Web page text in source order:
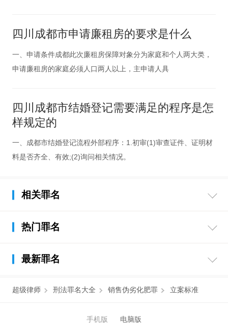
四川成都市申请廉租房的要求是什么
一、申请条件成都此次廉租房保障对象分为家庭和个人两大类，
申请廉租房的家庭必须人口两人以上，主申请人具
四川成都市结婚登记需要满足的程序是怎
样规定的
一、成都市结婚登记流程外部程序：1.初审(1)审查证件、证明材
料是否齐全、有效;(2)询问相关情况。
相关罪名
热门罪名
最新罪名
超级律师 刑法罪名大全 销售伪劣化肥罪 立案标准
手机版 电脑版